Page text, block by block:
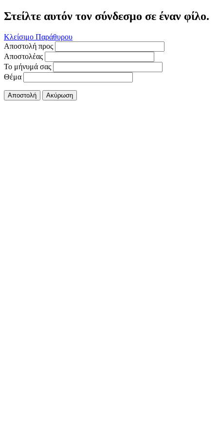
Στείλτε αυτόν τον σύνδεσμο σε έναν φίλο.
Κλείσιμο Παράθυρου
Αποστολή προς
Αποστολέας
Το μήνυμά σας
Θέμα
Αποστολή Ακύρωση